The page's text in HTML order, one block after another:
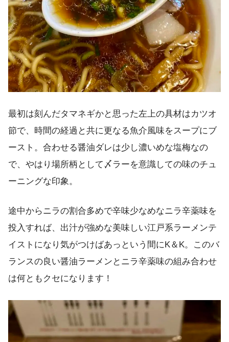
最初は刻んだタマネギかと思った左上の具材はカツオ
節で、時間の経過と共に更なる魚介風味をスープにブ
ースト。合わせる醤油ダレは少し濃いめな塩梅なの
で、やはり場所柄として〆ラーを意識しての味のチュ
ーニングな印象。
途中からニラの割合多めで辛味少なめなニラ辛薬味を
投入すれば、出汁が強めな美味しい江戸系ラーメンテ
イストになり気がつけばあっという間にK＆K。このバ
ランスの良い醤油ラーメンとニラ辛薬味の組み合わせ
は何ともクセになります！